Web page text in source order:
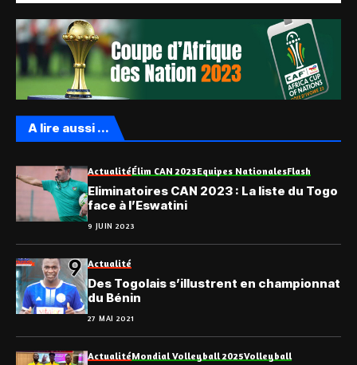
A lire aussi ...
ActualitéÉlim CAN 2023Equipes NationalesFlash
Eliminatoires CAN 2023 : La liste du Togo
face à l’Eswatini
9 JUIN 2023
Actualité
Des Togolais s’illustrent en championnat
du Bénin
27 MAI 2021
ActualitéMondial Volleyball 2025Volleyball